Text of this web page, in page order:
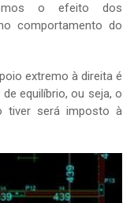
o efeito dos
comportamento do
extremo à direita é
equilíbrio, ou seja, o
tiver será imposto à